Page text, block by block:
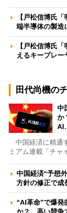
【戸松信博氏
端半導体の製
【戸松信博氏
えるキープレ
田代尚機の
中
か
中国経済に精通
ミアム連載「チ
中国経済“予想
方針の修正で
“AI革命”で爆発